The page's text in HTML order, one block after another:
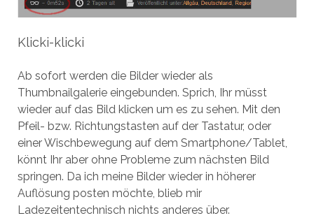
Klicki-klicki
Ab sofort werden die Bilder wieder als
Thumbnailgalerie eingebunden. Sprich, Ihr müsst
wieder auf das Bild klicken um es zu sehen. Mit den
Pfeil- bzw. Richtungstasten auf der Tastatur, oder
einer Wischbewegung auf dem Smartphone/Tablet,
könnt Ihr aber ohne Probleme zum nächsten Bild
springen. Da ich meine Bilder wieder in höherer
Auflösung posten möchte, blieb mir
Ladezeitentechnisch nichts anderes über.